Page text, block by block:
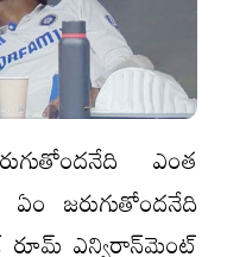
ఎంత
జరుగుతోందనేది
రూమ్ ఎన్విరాన్​మెంట్​